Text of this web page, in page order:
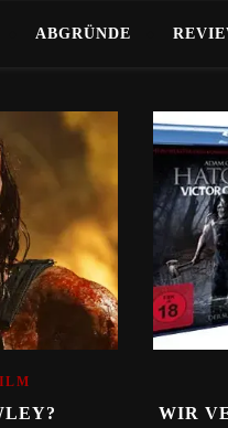
ABGRÜNDE
WIR